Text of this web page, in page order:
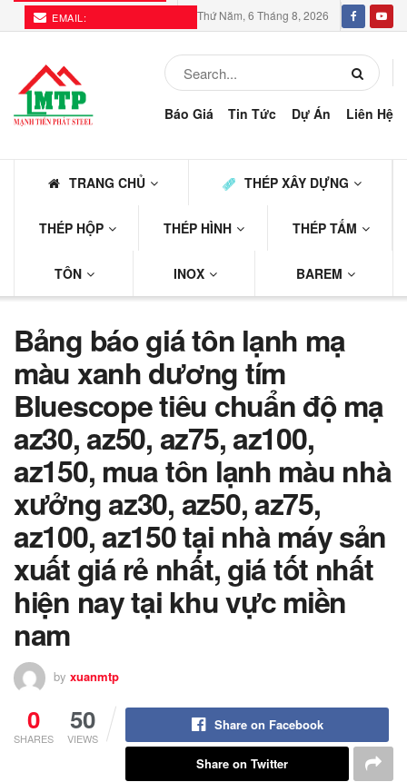
EMAIL:
Thứ Năm, 6 Tháng 8, 2026
Báo Giá Tin Tức Dự Án Liên Hệ
TRANG CHỦ THÉP XÂY DỰNG
THÉP HỘP THÉP HÌNH THÉP TẤM
TÔN INOX BAREM
Bảng báo giá tôn lạnh mạ
màu xanh dương tím
Bluescope tiêu chuẩn độ mạ
az30, az50, az75, az100,
az150, mua tôn lạnh màu nhà
xưởng az30, az50, az75,
az100, az150 tại nhà máy sản
xuất giá rẻ nhất, giá tốt nhất
hiện nay tại khu vực miền
nam
by xuanmtp
0
SHARES
50
VIEWS
Share on Facebook
Share on Twitter